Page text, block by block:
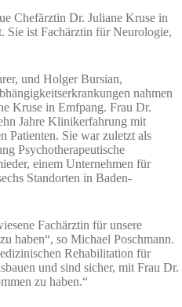
Chefärztin Dr. Juliane Kruse in
Sie ist Fachärztin für Neurologie,
und Holger Bursian,
nahmen
Kruse in Emfpang. Frau Dr.
Jahre Klinikerfahrung mit
Patienten. Sie war zuletzt als
Psychotherapeutische
einem Unternehmen für
Standorten in Baden-
Fachärztin für unsere
haben“, so Michael Poschmann.
Rehabilitation für
und sind sicher, mit Frau Dr.
zu haben.“